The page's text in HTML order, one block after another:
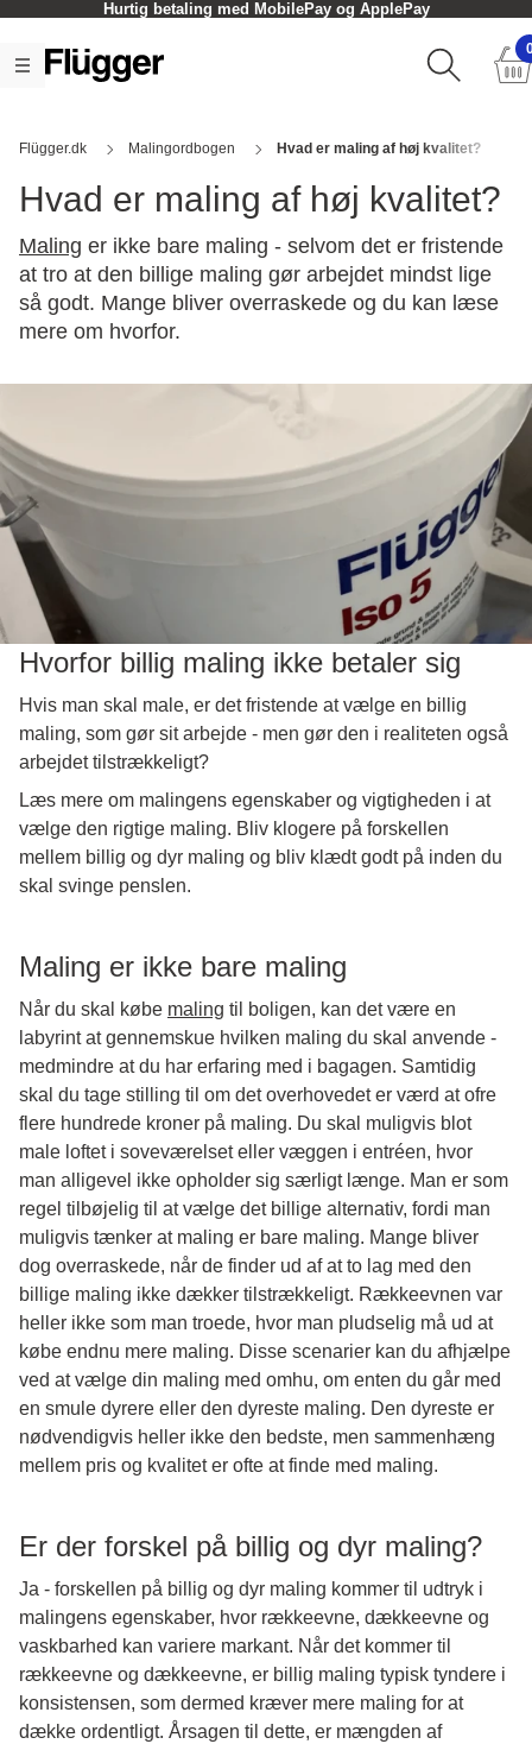
Hurtig betaling med MobilePay og ApplePay
Flügger.dk Malingordbogen Hvad er maling af høj kvalitet?
Hvad er maling af høj kvalitet?
Maling er ikke bare maling - selvom det er fristende
at tro at den billige maling gør arbejdet mindst lige
så godt. Mange bliver overraskede og du kan læse
mere om hvorfor.
Hvorfor billig maling ikke betaler sig
Hvis man skal male, er det fristende at vælge en billig
maling, som gør sit arbejde - men gør den i realiteten også
arbejdet tilstrækkeligt?
Læs mere om malingens egenskaber og vigtigheden i at
vælge den rigtige maling. Bliv klogere på forskellen
mellem billig og dyr maling og bliv klædt godt på inden du
skal svinge penslen.
Maling er ikke bare maling
Når du skal købe maling til boligen, kan det være en
labyrint at gennemskue hvilken maling du skal anvende -
medmindre at du har erfaring med i bagagen. Samtidig
skal du tage stilling til om det overhovedet er værd at ofre
flere hundrede kroner på maling. Du skal muligvis blot
male loftet i soveværelset eller væggen i entréen, hvor
man alligevel ikke opholder sig særligt længe. Man er som
regel tilbøjelig til at vælge det billige alternativ, fordi man
muligvis tænker at maling er bare maling. Mange bliver
dog overraskede, når de finder ud af at to lag med den
billige maling ikke dækker tilstrækkeligt. Rækkeevnen var
heller ikke som man troede, hvor man pludselig må ud at
købe endnu mere maling. Disse scenarier kan du afhjælpe
ved at vælge din maling med omhu, om enten du går med
en smule dyrere eller den dyreste maling. Den dyreste er
nødvendigvis heller ikke den bedste, men sammenhæng
mellem pris og kvalitet er ofte at finde med maling.
Er der forskel på billig og dyr maling?
Ja - forskellen på billig og dyr maling kommer til udtryk i
malingens egenskaber, hvor rækkeevne, dækkeevne og
vaskbarhed kan variere markant. Når det kommer til
rækkeevne og dækkeevne, er billig maling typisk tyndere i
konsistensen, som dermed kræver mere maling for at
dække ordentligt. Årsagen til dette, er mængden af